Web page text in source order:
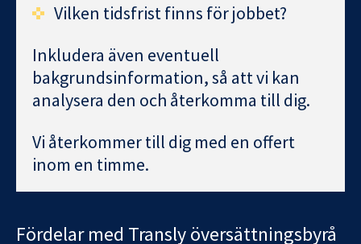
Vilken tidsfrist finns för jobbet?
Inkludera även eventuell
bakgrundsinformation, så att vi kan
analysera den och återkomma till dig.
Vi återkommer till dig med en offert
inom en timme.
Fördelar med Transly översättningsbyrå